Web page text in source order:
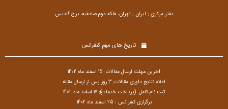
دفتر مرکزی : ایران : تهران، فلکه دوم صادقیه، برج گلدیس
تاریخ های مهم کنفرانس
آخرین مهلت ارسال مقالات: 15 اسفند ماه 1402
اعلام نتایج داوری مقالات: 3 روز پس از ارسال مقاله
ثبت نام کامل (پرداخت خدمات): 17 اسفند ماه 1402
برگزاری کنفرانس : 25 اسفند ماه 1402